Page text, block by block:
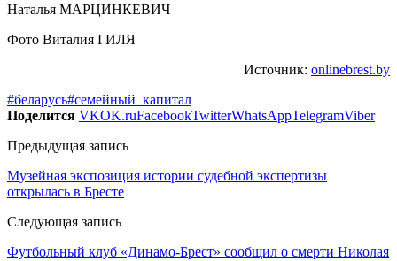
Наталья МАРЦИНКЕВИЧ
Фото Виталия ГИЛЯ
Источник: onlinebrest.by
#беларусь#семейный_капитал
Поделится VKOK.ruFacebookTwitterWhatsAppTelegramViber
Предыдущая запись
Музейная экспозиция истории судебной экспертизы
открылась в Бресте
Следующая запись
Футбольный клуб «Динамо-Брест» сообщил о смерти Николая